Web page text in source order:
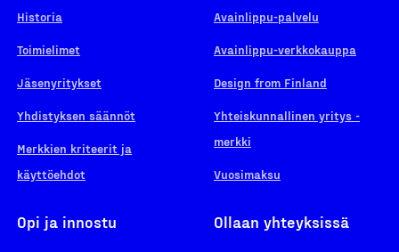
Historia
Toimielimet
Jäsenyritykset
Yhdistyksen säännöt
Merkkien kriteerit ja
käyttöehdot
Avainlippu-palvelu
Avainlippu-verkkokauppa
Design from Finland
Yhteiskunnallinen yritys -
merkki
Vuosimaksu
Opi ja innostu Ollaan yhteyksissä